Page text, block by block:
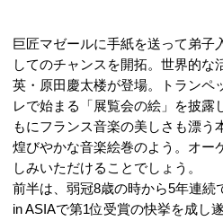
巨匠マゼールに手紙を送って弟子
してのチャンスを開拓。世界的な
英・原田慶太楼が登場。トランペ
レで始まる「展覧会の絵」を披露
もにフランス音楽の美しさも漂う
煌びやかな音楽絵巻のよう。オー
しみいただけることでしょう。
前半は、弱冠8歳の時から5年連続
in ASIAで第1位受賞の快挙を成し